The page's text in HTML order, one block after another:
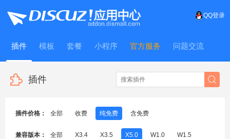
QQ登录
插件 模板 套餐 小程序 官方服务 问题交流
WitFrame
插件
插件价格： 全部 收费 纯免费 含免费
兼容版本： 全部 X3.4 X3.5 X5.0 W1.0 W1.5